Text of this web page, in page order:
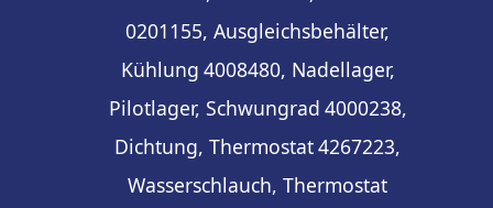
0201155, Ausgleichsbehälter,
Kühlung 4008480, Nadellager,
Pilotlager, Schwungrad 4000238,
Dichtung, Thermostat4267223,
Wasserschlauch, Thermostat